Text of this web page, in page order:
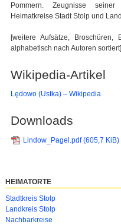
Pommern. Zeugnisse
Heimatkreise Stadt Stolp und
[weitere Aufsätze, Broschüren,
alphabetisch nach Autoren sortiert]
Wikipedia-Artikel
Lędowo (Ustka) – Wikipedia
Downloads
Lindow_Pagel.pdf(605,7 KiB)
HEIMATORTE
Navigation
überspringen
Stadtkreis Stolp
Landkreis Stolp
Nachbarkreise